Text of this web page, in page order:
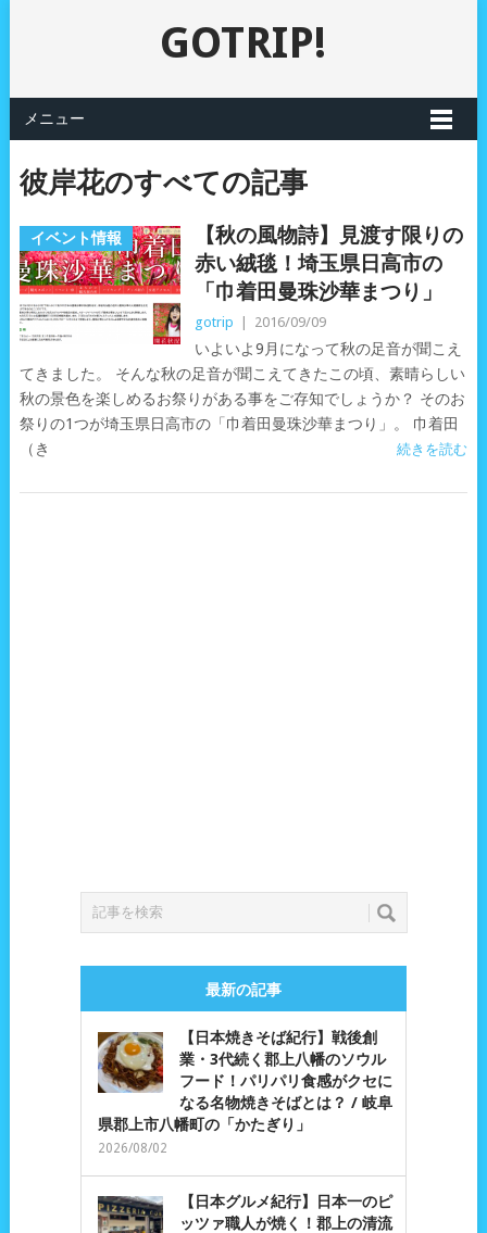
GOTRIP!
メニュー
彼岸花のすべての記事
イベント情報
【秋の風物詩】見渡す限りの
赤い絨毯！埼玉県日高市の
「巾着田曼珠沙華まつり」
gotrip 2016/09/09
いよいよ9月になって秋の足音が聞こえ
てきました。 そんな秋の足音が聞こえてきたこの頃、素晴らしい
秋の景色を楽しめるお祭りがある事をご存知でしょうか？ そのお
祭りの1つが埼玉県日高市の「巾着田曼珠沙華まつり」。 巾着田
（き
続きを読む
最新の記事
【日本焼きそば紀行】戦後創
業・3代続く郡上八幡のソウル
フード！パリパリ食感がクセに
なる名物焼きそばとは？ / 岐阜
県郡上市八幡町の「かたぎり」
2026/08/02
【日本グルメ紀行】日本一のピ
ッツァ職人が焼く！郡上の清流